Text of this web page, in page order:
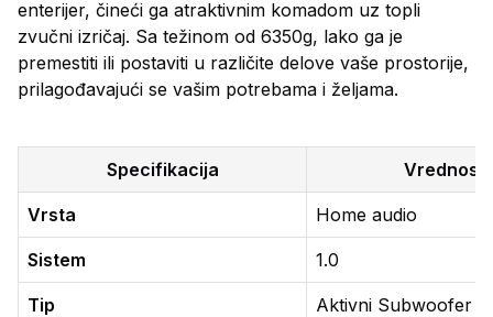
enterijer, čineći ga atraktivnim komadom uz topli
zvučni izričaj. Sa težinom od 6350g, lako ga je
premestiti ili postaviti u različite delove vaše prostorije,
prilagođavajući se vašim potrebama i željama.
Specifikacija Vrednost
Vrsta Home audio
Sistem 1.0
Tip Aktivni Subwoofer